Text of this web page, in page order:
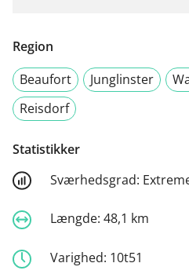
Region
Beaufort
Junglinster
Reisdorf
Statistikker
Sværhedsgrad:
Længde: 48,1 km
Varighed: 10t51